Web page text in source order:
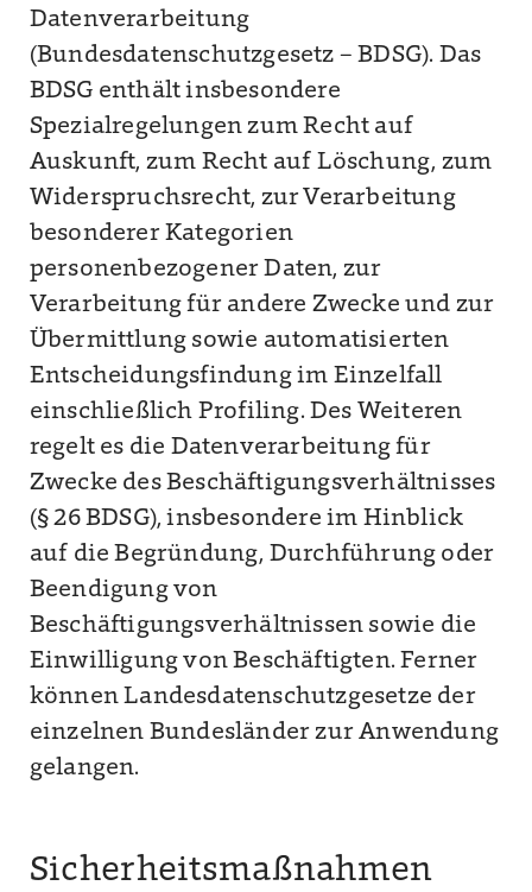
Datenverarbeitung
(Bundesdatenschutzgesetz – BDSG). Das
BDSG enthält insbesondere
Spezialregelungen zum Recht auf
Auskunft, zum Recht auf Löschung, zum
Widerspruchsrecht, zur Verarbeitung
besonderer Kategorien
personenbezogener Daten, zur
Verarbeitung für andere Zwecke und zur
Übermittlung sowie automatisierten
Entscheidungsfindung im Einzelfall
einschließlich Profiling. Des Weiteren
regelt es die Datenverarbeitung für
Zwecke des Beschäftigungsverhältnisses
(§ 26 BDSG), insbesondere im Hinblick
auf die Begründung, Durchführung oder
Beendigung von
Beschäftigungsverhältnissen sowie die
Einwilligung von Beschäftigten. Ferner
können Landesdatenschutzgesetze der
einzelnen Bundesländer zur Anwendung
gelangen.
Sicherheitsmaßnahmen